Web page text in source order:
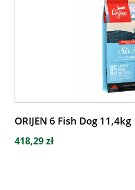
ORIJEN 6 Fish Dog 11,4kg
418,29 zł